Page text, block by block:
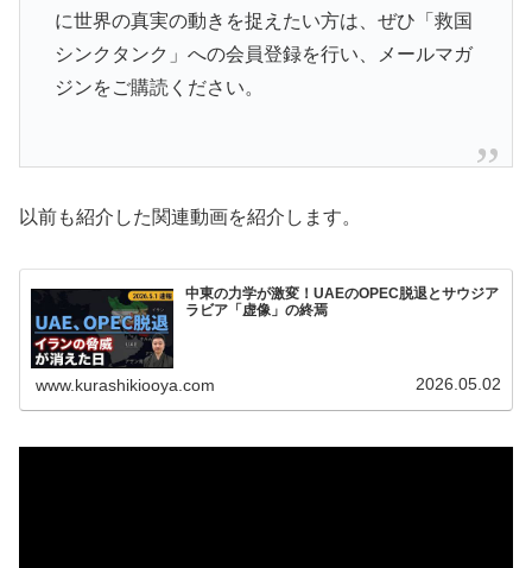
に世界の真実の動きを捉えたい方は、ぜひ「救国
シンクタンク」への会員登録を行い、メールマガ
ジンをご購読ください。
以前も紹介した関連動画を紹介します。
中東の力学が激変！UAEのOPEC脱退とサウジア
ラビア「虚像」の終焉
www.kurashikiooya.com 2026.05.02